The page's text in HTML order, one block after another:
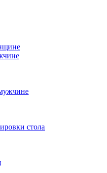
стола